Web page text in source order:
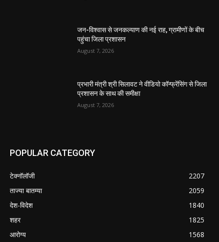
जन-विश्वास से जनकल्याण की नई राह, ग्रामीणों के बीच
पहुंचा जिला प्रशासन
August 7, 2026
प्रभारी मंत्री श्री सिलावट ने वीडियो कॉन्फ्रेंसिंग से जिला
प्रशासन के साथ की समीक्षा
August 7, 2026
POPULAR CATEGORY
टेक्नॉलॉजी
2207
ताज्या बातम्या
2059
देश-विदेश
1840
शहर
1825
आरोग्य
1568